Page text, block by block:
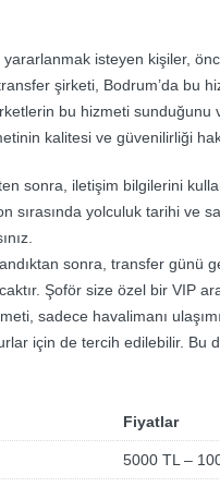
isteyen kişiler,
şirketi, Bodrum’da bu
bu hizmeti sunduğunu
kalitesi ve güvenilirliği
sonra, iletişim bilgilerini
sırasında yolculuk tarihi ve
sonra, transfer günü
Şoför size özel bir VIP
sadece havalimanı
için de tercih edilebilir. Bu
Fiyatlar
5000 TL –